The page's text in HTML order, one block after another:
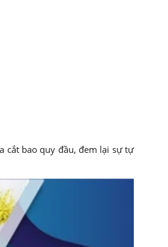
cắt bao quy đầu, đem lại sự tự